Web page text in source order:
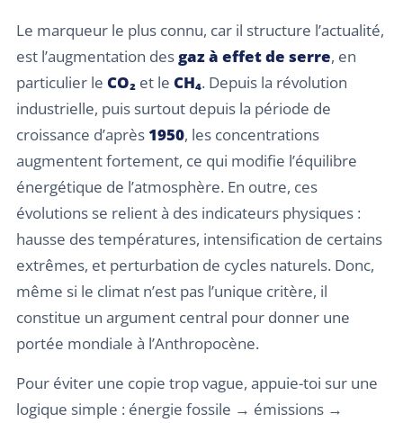
Le marqueur le plus connu, car il structure l’actualité,
est l’augmentation des gaz à effet de serre, en
particulier le CO₂ et le CH₄. Depuis la révolution
industrielle, puis surtout depuis la période de
croissance d’après 1950, les concentrations
augmentent fortement, ce qui modifie l’équilibre
énergétique de l’atmosphère. En outre, ces
évolutions se relient à des indicateurs physiques :
hausse des températures, intensification de certains
extrêmes, et perturbation de cycles naturels. Donc,
même si le climat n’est pas l’unique critère, il
constitue un argument central pour donner une
portée mondiale à l’Anthropocène.
Pour éviter une copie trop vague, appuie-toi sur une
logique simple : énergie fossile → émissions →